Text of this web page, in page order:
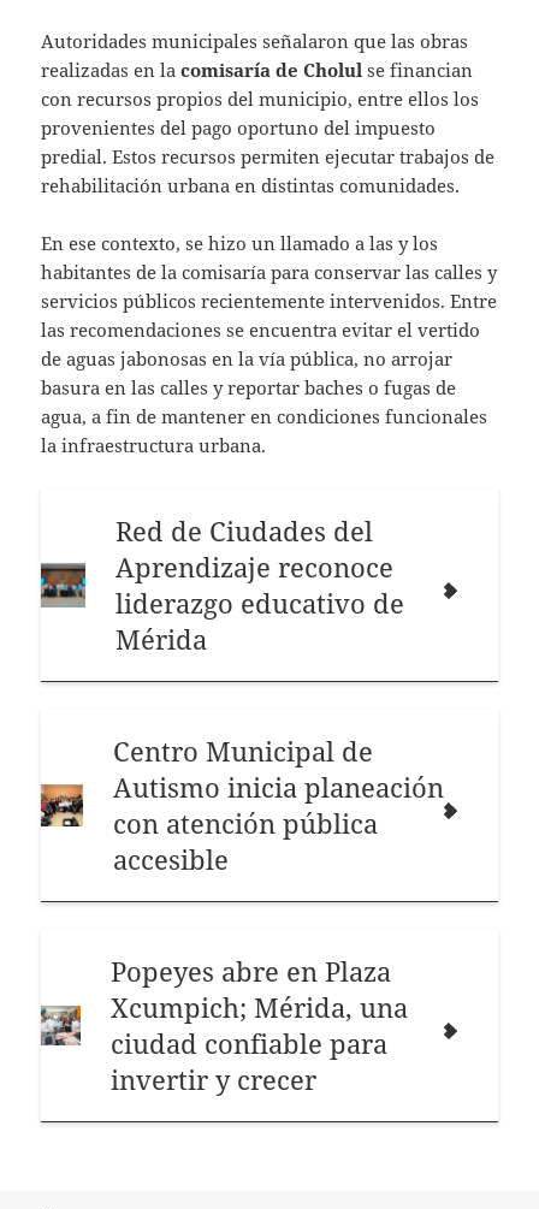
Autoridades municipales señalaron que las obras
realizadas en lacomisaría de Cholul se financian
con recursos propios del municipio, entre ellos los
provenientes del pago oportuno del impuesto
predial. Estos recursos permiten ejecutar trabajos de
rehabilitación urbana en distintas comunidades.
En ese contexto, se hizo un llamado a las y los
habitantes de la comisaría para conservar las calles y
servicios públicos recientemente intervenidos. Entre
las recomendaciones se encuentra evitar el vertido
de aguas jabonosas en la vía pública, no arrojar
basura en las calles y reportar baches o fugas de
agua, a fin de mantener en condiciones funcionales
la infraestructura urbana.
Red de Ciudades del
Aprendizaje reconoce
liderazgo educativo de
Mérida
Centro Municipal de
Autismo inicia planeación
con atención pública
accesible
Popeyes abre en Plaza
Xcumpich; Mérida, una
ciudad confiable para
invertir y crecer